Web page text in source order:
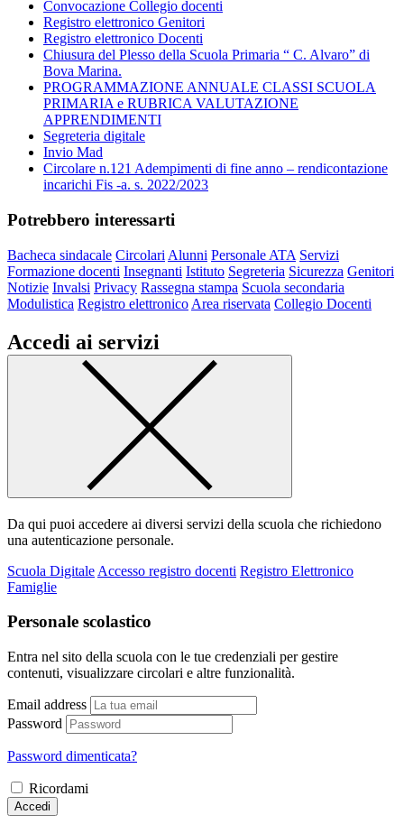
Convocazione Collegio docenti
Registro elettronico Genitori
Registro elettronico Docenti
Chiusura del Plesso della Scuola Primaria “ C. Alvaro” di
Bova Marina.
PROGRAMMAZIONE ANNUALE CLASSI SCUOLA
PRIMARIA e RUBRICA VALUTAZIONE
APPRENDIMENTI
Segreteria digitale
Invio Mad
Circolare n.121 Adempimenti di fine anno – rendicontazione
incarichi Fis -a. s. 2022/2023
Potrebbero interessarti
Bacheca sindacale Circolari Alunni Personale ATA Servizi
Formazione docenti Insegnanti Istituto Segreteria Sicurezza Genitori
Notizie Invalsi Privacy Rassegna stampa Scuola secondaria
Modulistica Registro elettronico Area riservata Collegio Docenti
Accedi ai servizi
Da qui puoi accedere ai diversi servizi della scuola che richiedono
una autenticazione personale.
Scuola Digitale Accesso registro docenti Registro Elettronico
Famiglie
Personale scolastico
Entra nel sito della scuola con le tue credenziali per gestire
contenuti, visualizzare circolari e altre funzionalità.
Email address
Password
Password dimenticata?
Ricordami
Accedi